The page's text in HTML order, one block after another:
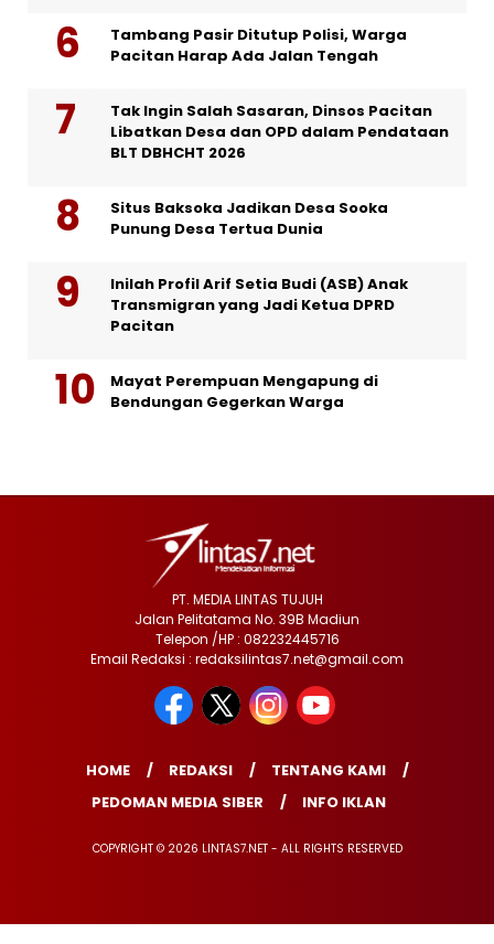
Tambang Pasir Ditutup Polisi, Warga
Pacitan Harap Ada Jalan Tengah
Tak Ingin Salah Sasaran, Dinsos Pacitan
Libatkan Desa dan OPD dalam Pendataan
BLT DBHCHT 2026
Situs Baksoka Jadikan Desa Sooka
Punung Desa Tertua Dunia
Inilah Profil Arif Setia Budi (ASB) Anak
Transmigran yang Jadi Ketua DPRD
Pacitan
Mayat Perempuan Mengapung di
Bendungan Gegerkan Warga
PT. MEDIA LINTAS TUJUH
Jalan Pelitatama No. 39B Madiun
Telepon /HP : 082232445716
Email Redaksi : redaksilintas7.net@gmail.com
HOME REDAKSI
TENTANG KAMI
PEDOMAN MEDIA SIBER
INFO IKLAN
COPYRIGHT © 2026 LINTAS7.NET - ALL RIGHTS RESERVED